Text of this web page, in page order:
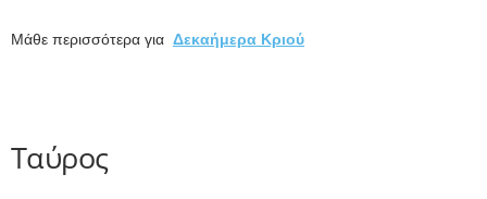
Μάθε περισσότερα για Δεκαήμερα Κριού
Ταύρος